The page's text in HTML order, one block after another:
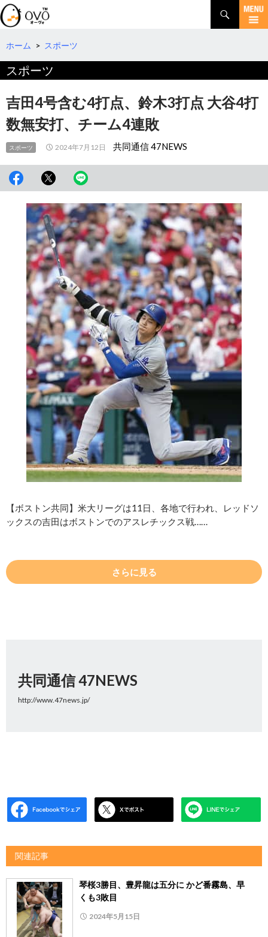
検
索
コ
テ
へ
移
ホーム > スポーツ
スポーツ
吉田4号含む4打点、鈴木3打点 大谷4打
数無安打、チーム4連敗
スポーツ 2024年7月12日 共同通信 47NEWS
【ボストン共同】米大リーグは11日、各地で行われ、レッドソ
ックスの吉田はボストンでのアスレチックス戦……
さらに見る
共同通信 47NEWS
http://www.47news.jp/
関連記事
琴桜3勝目、豊昇龍は五分に かど番霧島、早
くも3敗目
2024年5月15日